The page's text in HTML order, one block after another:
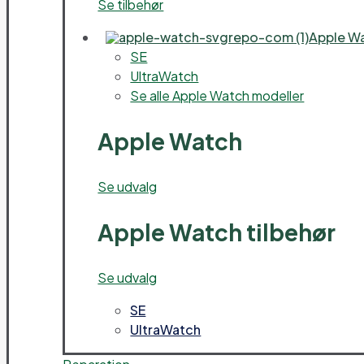
Se tilbehør
Apple
SE
UltraWatch
Se alle Apple Watch modeller
Apple Watch
Se udvalg
Apple Watch tilbehør
Se udvalg
SE
UltraWatch